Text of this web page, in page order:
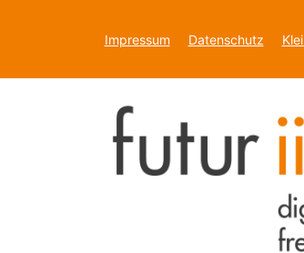
Impressum Datenschutz